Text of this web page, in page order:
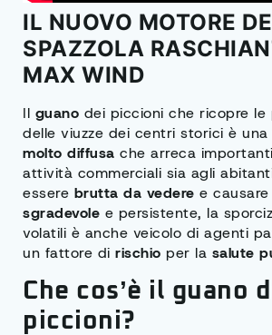
IL NUOVO MOTORE
SPAZZOLA
MAX WIND
Il guano dei piccioni che ricopre le
delle viuzze dei centri storici è una
molto diffusa che arreca importanti
attività commerciali sia agli
essere brutta da vedere e
sgradevole e persistente, la
volatili è anche veicolo di agenti
un fattore di rischio per la salute
Che cos’è il guano
piccioni?